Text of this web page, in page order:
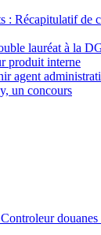
: Récapitulatif de
lauréat à la
produit interne
agent
un concours